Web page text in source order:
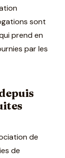
sont
prend en
par les
de
de